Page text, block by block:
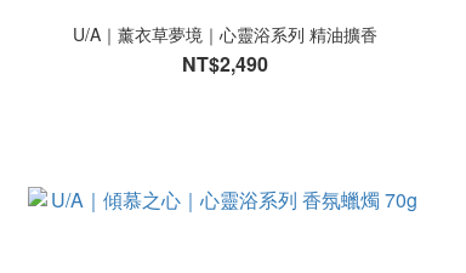
U/A｜薰衣草夢境｜心靈浴系列 精油擴香
NT$2,490